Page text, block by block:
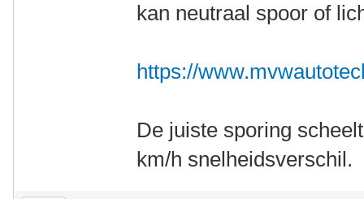
kan neutraal spoor of
https://
De juiste sporing
km/h snelheidsverschil.